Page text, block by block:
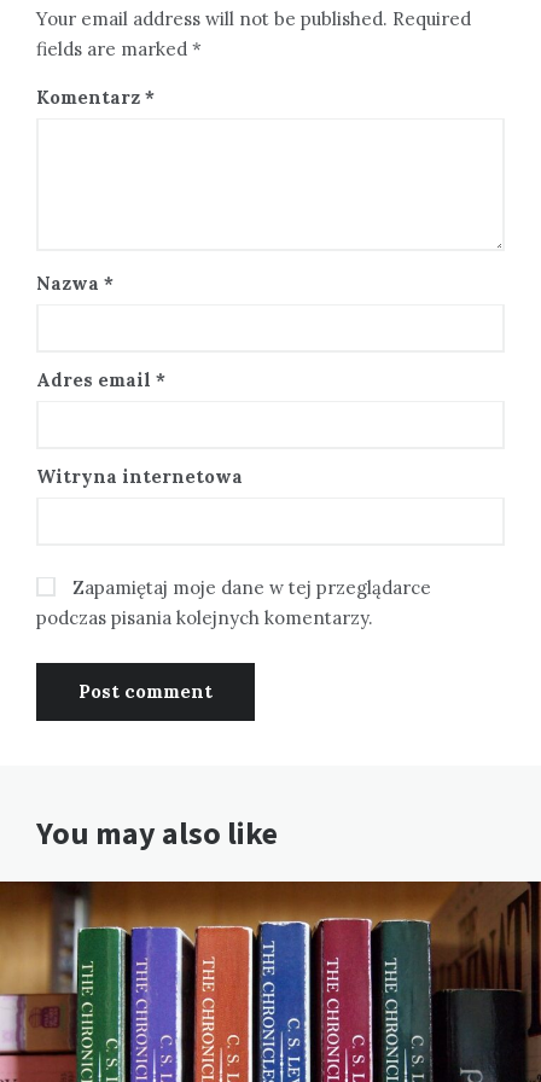
Your email address will not be published. Required
fields are marked *
Komentarz *
Nazwa *
Adres email *
Witryna internetowa
Zapamiętaj moje dane w tej przeglądarce
podczas pisania kolejnych komentarzy.
You may also like